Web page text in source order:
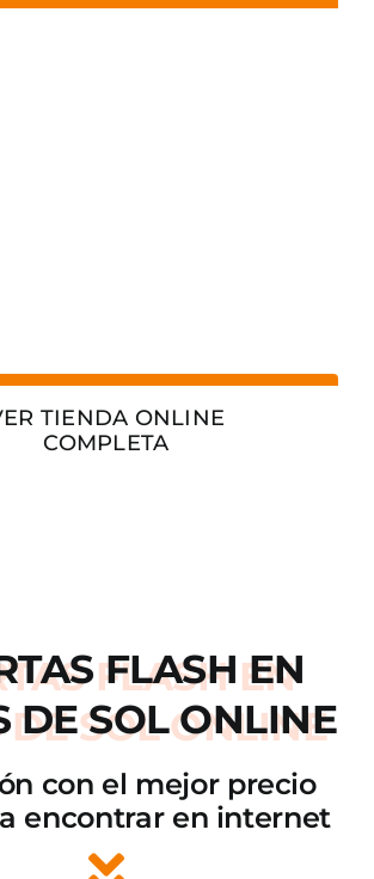
TIENDA ONLINE
COMPLETA
FLASH EN
DE SOL ONLINE
con el mejor precio
encontrar en internet